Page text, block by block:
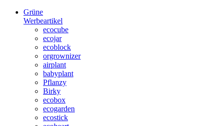
Grüne
Werbeartikel
ecocube
ecojar
ecoblock
orgrownizer
airplant
babyplant
Pflanzy
Birky
ecobox
ecogarden
ecostick